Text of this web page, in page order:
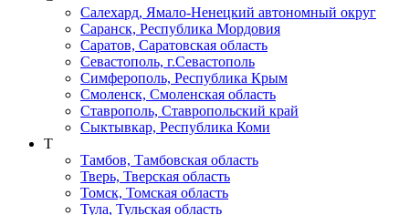
Салехард, Ямало-Ненецкий автономный округ
Саранск, Республика Мордовия
Саратов, Саратовская область
Севастополь, г.Севастополь
Симферополь, Республика Крым
Смоленск, Смоленская область
Ставрополь, Ставропольский край
Сыктывкар, Республика Коми
Т
Тамбов, Тамбовская область
Тверь, Тверская область
Томск, Томская область
Тула, Тульская область